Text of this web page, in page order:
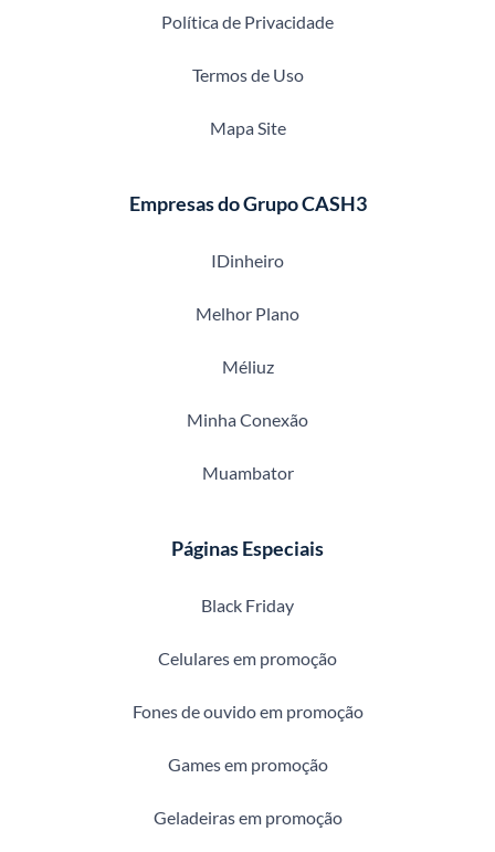
Política de Privacidade
Termos de Uso
Mapa Site
Empresas do Grupo CASH3
IDinheiro
Melhor Plano
Méliuz
Minha Conexão
Muambator
Páginas Especiais
Black Friday
Celulares em promoção
Fones de ouvido em promoção
Games em promoção
Geladeiras em promoção